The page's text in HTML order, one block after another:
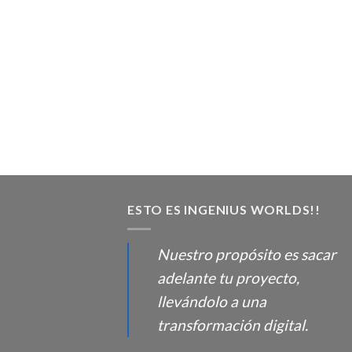
ESTO ES INGENIUS WORLDS!!
Nuestro propósito es sacar
adelante tu proyecto,
llevándolo a una
transformación digital.